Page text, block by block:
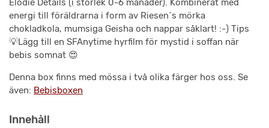
Elodie Details (i storlek 0-6 månader). Kombinerat med
energi till föräldrarna i form av Riesen´s mörka
chokladkola, mumsiga Geisha och nappar såklart! :-) Tips
💡Lägg till en SFAnytime hyrfilm för mystid i soffan när
bebis somnat 😍
Denna box finns med mössa i två olika färger hos oss. Se
även: Bebisboxen
Innehåll